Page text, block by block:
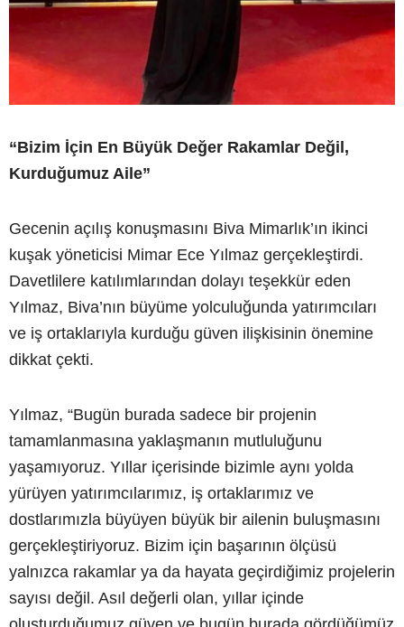
“Bizim İçin En Büyük Değer Rakamlar Değil,
Kurduğumuz Aile”
Gecenin açılış konuşmasını Biva Mimarlık’ın ikinci
kuşak yöneticisi Mimar Ece Yılmaz gerçekleştirdi.
Davetlilere katılımlarından dolayı teşekkür eden
Yılmaz, Biva’nın büyüme yolculuğunda yatırımcıları
ve iş ortaklarıyla kurduğu güven ilişkisinin önemine
dikkat çekti.
Yılmaz, “Bugün burada sadece bir projenin
tamamlanmasına yaklaşmanın mutluluğunu
yaşamıyoruz. Yıllar içerisinde bizimle aynı yolda
yürüyen yatırımcılarımız, iş ortaklarımız ve
dostlarımızla büyüyen büyük bir ailenin buluşmasını
gerçekleştiriyoruz. Bizim için başarının ölçüsü
yalnızca rakamlar ya da hayata geçirdiğimiz projelerin
sayısı değil. Asıl değerli olan, yıllar içinde